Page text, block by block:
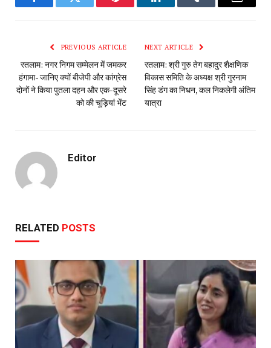
FacebookTwitter Pinterest LinkedInTumblr Email
PREVIOUS ARTICLE
रतलाम: नगर निगम सम्मेलन में जमकर
हंगामा- जानिए क्यों बीजेपी और कांग्रेस
दोनों ने किया पुतला दहन और‌‌ एक-दूसरे
को की चूड़ियां भेंट
NEXT ARTICLE
रतलाम: श्री गुरु तेग बहादुर शैक्षणिक
विकास समिति के अध्यक्ष श्री गुरनाम
सिंह डंग का निधन, कल निकलेगी अंतिम
यात्रा
Editor
RELATED POSTS